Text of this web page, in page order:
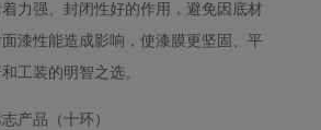
力强、封闭性好的作用，避免因底材
漆性能造成影响，使漆膜更坚固、平
工装的明智之选。
产品（十环）